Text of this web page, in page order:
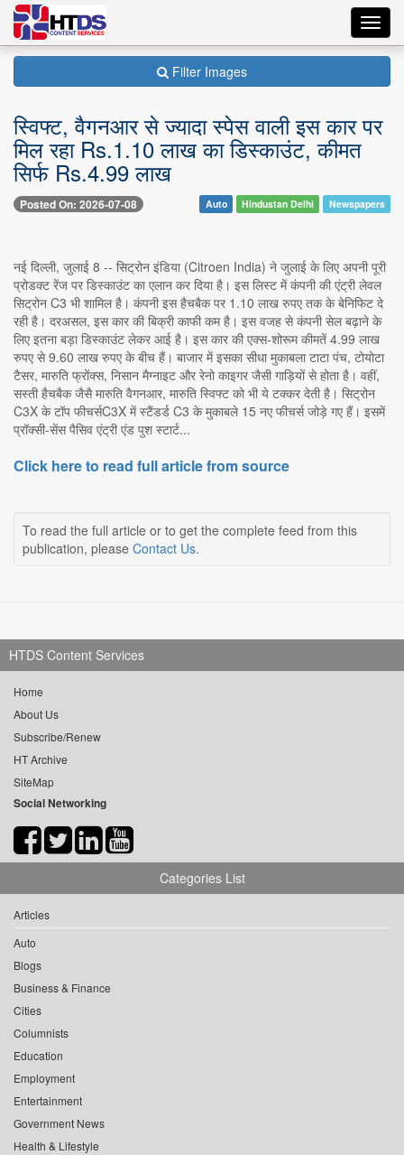
Filter Images
स्विफ्ट, वैगनआर से ज्यादा स्पेस वाली इस कार पर
मिल रहा Rs.1.10 लाख का डिस्काउंट, कीमत
सिर्फ Rs.4.99 लाख
Posted On: 2026-07-08 Auto Hindustan Delhi Newspapers
नई दिल्ली, जुलाई 8 -- सिट्रोन इंडिया (Citroen India) ने जुलाई के लिए अपनी पूरी
प्रोडक्ट रेंज पर डिस्काउंट का एलान कर दिया है। इस लिस्ट में कंपनी की एंट्री लेवल
सिट्रोन C3 भी शामिल है। कंपनी इस हैचबैक पर 1.10 लाख रुपए तक के बेनिफिट दे
रही है। दरअसल, इस कार की बिक्री काफी कम है। इस वजह से कंपनी सेल बढ़ाने के
लिए इतना बड़ा डिस्काउंट लेकर आई है। इस कार की एक्स-शोरूम कीमतें 4.99 लाख
रुपए से 9.60 लाख रुपए के बीच हैं। बाजार में इसका सीधा मुकाबला टाटा पंच, टोयोटा
टैसर, मारुति फ्रोंक्स, निसान मैग्नाइट और रेनो काइगर जैसी गाड़ियों से होता है। वहीं,
सस्ती हैचबैक जैसै मारुति वैगनआर, मारुति स्विफ्ट को भी ये टक्कर देती है। सिट्रोन
C3X के टॉप फीचर्सC3X में स्टैंडर्ड C3 के मुकाबले 15 नए फीचर्स जोड़े गए हैं। इसमें
प्रॉक्सी-सेंस पैसिव एंट्री एंड पुश स्टार्ट...
Click here to read full article from source
To read the full article or to get the complete feed from this
publication, please Contact Us.
HTDS Content Services
Home
About Us
Subscribe/Renew
HT Archive
SiteMap
Social Networking
Categories List
Articles
Auto
Blogs
Business & Finance
Cities
Columnists
Education
Employment
Entertainment
Government News
Health & Lifestyle